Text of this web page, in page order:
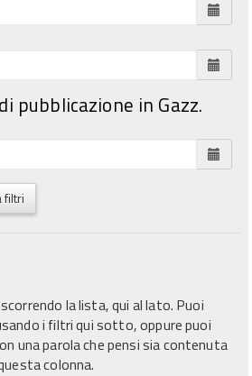
pubblicazione in Gazz.
filtri
la lista, qui al lato. Puoi
i filtri qui sotto, oppure puoi
una parola che pensi sia contenuta
colonna.